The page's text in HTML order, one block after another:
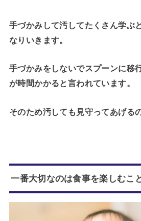
手づかみして汚してたくさん学ぶ
なりいきます。
手づかみをしないでスプーンに移
が時間かかると言われています。
そのため汚しても見守ってあげる
一番大切なのは食事を楽しむこ